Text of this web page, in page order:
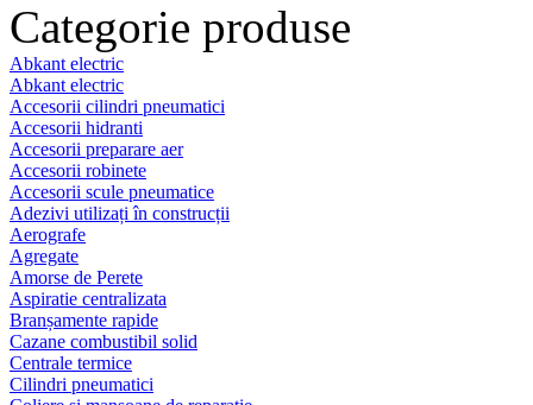
Categorie produse
Abkant electric
Abkant electric
Accesorii cilindri pneumatici
Accesorii hidranti
Accesorii preparare aer
Accesorii robinete
Accesorii scule pneumatice
Adezivi utilizați în construcții
Aerografe
Agregate
Amorse de Perete
Aspiratie centralizata
Branșamente rapide
Cazane combustibil solid
Centrale termice
Cilindri pneumatici